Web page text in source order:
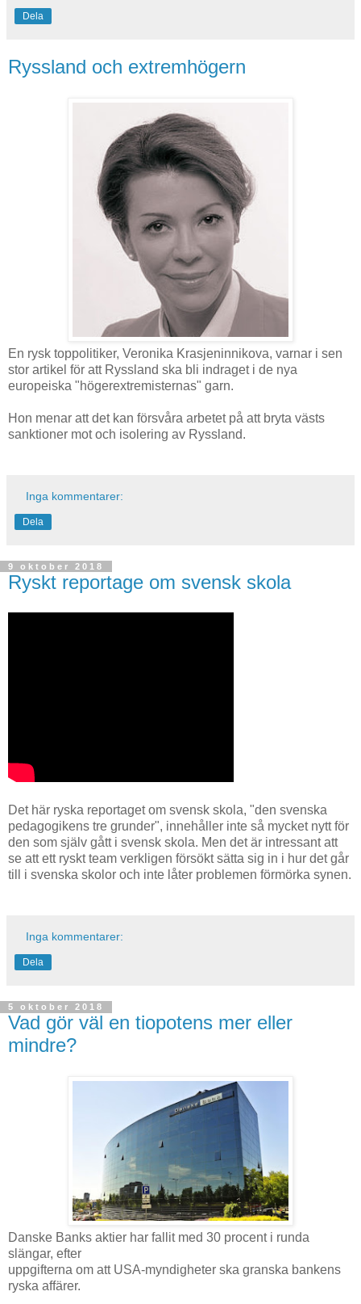
Dela
Ryssland och extremhögern
En rysk toppolitiker, Veronika Krasjeninnikova, varnar i sen
stor artikel för att Ryssland ska bli indraget i de nya
europeiska "högerextremisternas" garn.
Hon menar att det kan försvåra arbetet på att bryta västs
sanktioner mot och isolering av Ryssland.
Inga kommentarer:
Dela
9 oktober 2018
Ryskt reportage om svensk skola
Det här ryska reportaget om svensk skola, "den svenska
pedagogikens tre grunder", innehåller inte så mycket nytt för
den som själv gått i svensk skola. Men det är intressant att
se att ett ryskt team verkligen försökt sätta sig in i hur det går
till i svenska skolor och inte låter problemen förmörka synen.
Inga kommentarer:
Dela
5 oktober 2018
Vad gör väl en tiopotens mer eller
mindre?
Danske Banks aktier har fallit med 30 procent i runda
slängar, efter
uppgifterna om att USA-myndigheter ska granska bankens
ryska affärer.